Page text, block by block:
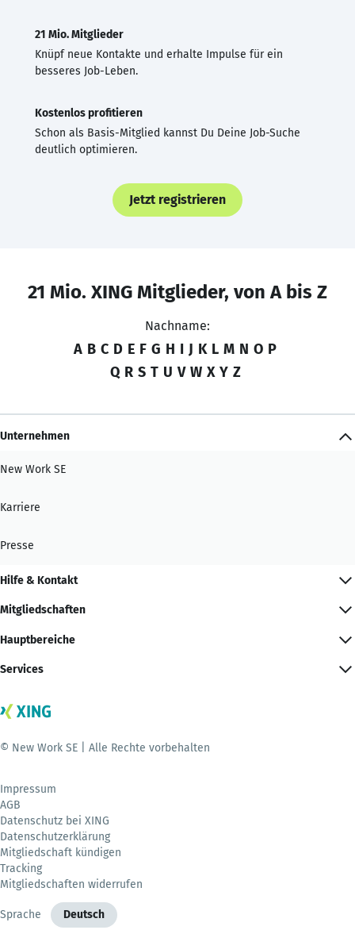
21 Mio. Mitglieder
Knüpf neue Kontakte und erhalte Impulse für ein
besseres Job-Leben.
Kostenlos profitieren
Schon als Basis-Mitglied kannst Du Deine Job-Suche
deutlich optimieren.
Jetzt registrieren
21 Mio. XING Mitglieder, von A bis Z
Nachname:
A B C D E F G H I J K L M N O P
Q R S T U V W X Y Z
Unternehmen
New Work SE
Karriere
Presse
Hilfe & Kontakt
Mitgliedschaften
Hauptbereiche
Services
© New Work SE | Alle Rechte vorbehalten
Impressum
AGB
Datenschutz bei XING
Datenschutzerklärung
Mitgliedschaft kündigen
Tracking
Mitgliedschaften widerrufen
Sprache Deutsch